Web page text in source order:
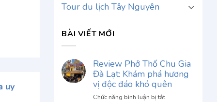
uy
Tour du lịch Tây Nguyên
BÀI VIẾT MỚI
Review Phở Thố Chu Gia
Đà Lạt: Khám phá hương
vị độc đáo khó quên
Chức năng bình luận bị tắtở